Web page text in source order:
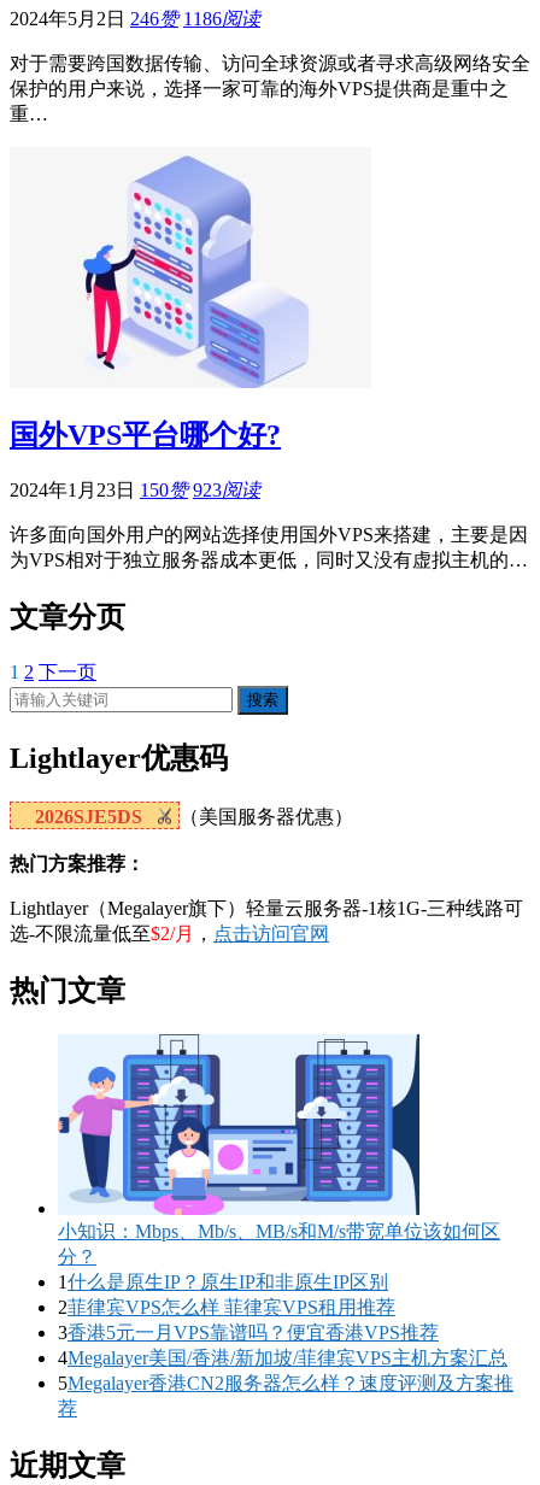
2024年5月2日 246赞 1186阅读
对于需要跨国数据传输、访问全球资源或者寻求高级网络安全
保护的用户来说，选择一家可靠的海外VPS提供商是重中之
重…
国外VPS平台哪个好?
2024年1月23日 150赞 923阅读
许多面向国外用户的网站选择使用国外VPS来搭建，主要是因
为VPS相对于独立服务器成本更低，同时又没有虚拟主机的…
文章分页
1 2 下一页
搜索
Lightlayer优惠码
2026SJE5DS （美国服务器优惠）
热门方案推荐：
Lightlayer（Megalayer旗下）轻量云服务器-1核1G-三种线路可
选-不限流量低至$2/月 ， 点击访问官网
热门文章
小知识：Mbps、Mb/s、MB/s和M/s带宽单位该如何区
分？
1什么是原生IP？原生IP和非原生IP区别
2菲律宾VPS怎么样 菲律宾VPS租用推荐
3香港5元一月VPS靠谱吗？便宜香港VPS推荐
4Megalayer美国/香港/新加坡/菲律宾VPS主机方案汇总
5Megalayer香港CN2服务器怎么样？速度评测及方案推
荐
近期文章